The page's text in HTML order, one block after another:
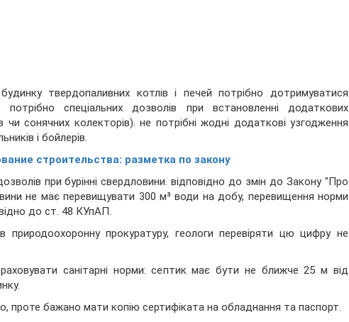
твердопаливних котлів і печей потрібно дотримуватися
спеціальних дозволів при встановленні додаткових
чи сонячних колекторів). не потрібні жодні додаткові узгодження
і бойлерів.
строительства: разметка по закону
при бурінні свердловини. відповідно до змін до Закону "Про
не має перевищувати 300 м³ води на добу, перевищення норми
до ст. 48 КУпАП.
прокуратуру, геологи перевіряти цю цифру не
санітарні норми: септик має бути не ближче 25 м від
проте бажано мати копію сертифіката на обладнання та паспорт.